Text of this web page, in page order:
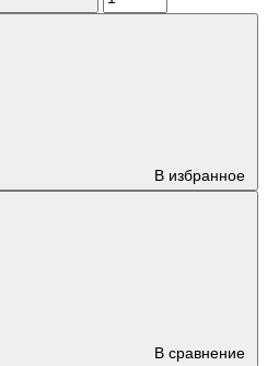
В избранное
В сравнение